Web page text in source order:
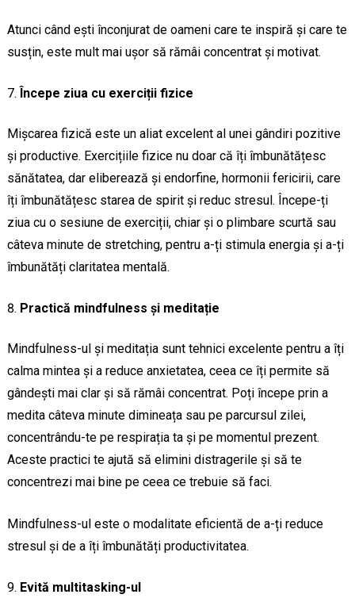
Atunci când ești înconjurat de oameni care te inspiră și care te
susțin, este mult mai ușor să rămâi concentrat și motivat.
Începe ziua cu exerciții fizice
Mișcarea fizică este un aliat excelent al unei gândiri pozitive
și productive. Exercițiile fizice nu doar că îți îmbunătățesc
sănătatea, dar eliberează și endorfine, hormonii fericirii, care
îți îmbunătățesc starea de spirit și reduc stresul. Începe-ți
ziua cu o sesiune de exerciții, chiar și o plimbare scurtă sau
câteva minute de stretching, pentru a-ți stimula energia și a-ți
îmbunătăți claritatea mentală.
Practică mindfulness și meditație
Mindfulness-ul și meditația sunt tehnici excelente pentru a îți
calma mintea și a reduce anxietatea, ceea ce îți permite să
gândești mai clar și să rămâi concentrat. Poți începe prin a
medita câteva minute dimineața sau pe parcursul zilei,
concentrându-te pe respirația ta și pe momentul prezent.
Aceste practici te ajută să elimini distragerile și să te
concentrezi mai bine pe ceea ce trebuie să faci.
Mindfulness-ul este o modalitate eficientă de a-ți reduce
stresul și de a îți îmbunătăți productivitatea.
Evită multitasking-ul